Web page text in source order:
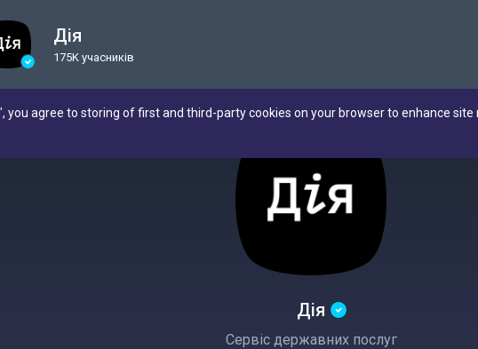
Дія
175K учасників
you agree to storing of first and third-party cookies on your browser to enhance
Дія
Сервіс державних послуг